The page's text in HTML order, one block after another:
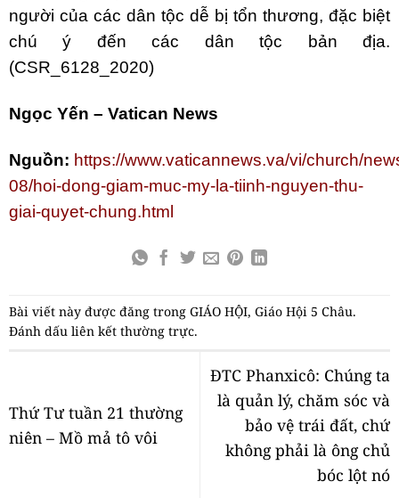
người của các dân tộc dễ bị tổn thương, đặc biệt
chú ý đến các dân tộc bản địa.
(CSR_6128_2020)
Ngọc Yến – Vatican News
Nguồn: https://www.vaticannews.va/vi/church/
08/hoi-dong-giam-muc-my-la-tiinh-nguyen-thu-
giai-quyet-chung.html
Bài viết này được đăng trong GIÁO HỘI, Giáo Hội 5 Châu.
Đánh dấu liên kết thường trực.
Thứ Tư tuần 21 thường
niên – Mồ mả tô vôi
ĐTC Phanxicô: Chúng ta
là quản lý, chăm sóc và
bảo vệ trái đất, chứ
không phải là ông chủ
bóc lột nó